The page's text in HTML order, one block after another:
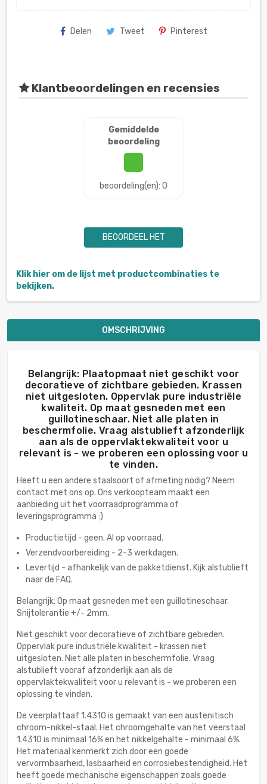
Delen Tweet Pinterest
Klantbeoordelingen en recensies
Gemiddelde
beoordeling
beoordeling(en): 0
BEOORDEEL HET
Klik hier om de lijst met productcombinaties te
bekijken.
OMSCHRIJVING
Belangrijk: Plaatopmaat niet geschikt voor
decoratieve of zichtbare gebieden. Krassen
niet uitgesloten. Oppervlak pure industriële
kwaliteit. Op maat gesneden met een
guillotineschaar. Niet alle platen in
beschermfolie. Vraag alstublieft afzonderlijk
aan als de oppervlaktekwaliteit voor u
relevant is - we proberen een oplossing voor u
te vinden.
Heeft u een andere staalsoort of afmeting nodig? Neem
contact met ons op. Ons verkoopteam maakt een
aanbieding uit het voorraadprogramma of
leveringsprogramma :)
Productietijd - geen. Al op voorraad.
Verzendvoorbereiding - 2-3 werkdagen.
Levertijd - afhankelijk van de pakketdienst. Kijk alstublieft
naar de FAQ.
Belangrijk: Op maat gesneden met een guillotineschaar.
Snijtolerantie +/- 2mm.
Niet geschikt voor decoratieve of zichtbare gebieden.
Oppervlak pure industriële kwaliteit - krassen niet
uitgesloten. Niet alle platen in beschermfolie. Vraag
alstublieft vooraf afzonderlijk aan als de
oppervlaktekwaliteit voor u relevant is - we proberen een
oplossing te vinden.
De veerplattaaf 1.4310 is gemaakt van een austenitisch
chroom-nikkel-staal. Het chroomgehalte van het veerstaal
1.4310 is minimaal 16% en het nikkelgehalte - minimaal 6%.
Het materiaal kenmerkt zich door een goede
vervormbaarheid, lasbaarheid en corrosiebestendigheid. Het
heeft goede mechanische eigenschappen zoals goede